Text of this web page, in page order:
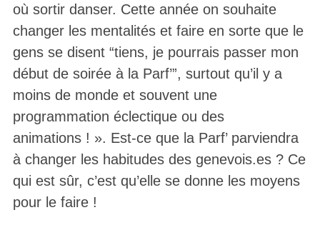
où sortir danser. Cette année on souhaite
changer les mentalités et faire en sorte que le
gens se disent “tiens, je pourrais passer mon
début de soirée à la Parf’”, surtout qu’il y a
moins de monde et souvent une
programmation éclectique ou des
animations ! ». Est-ce que la Parf’ parviendra
à changer les habitudes des genevois.es ? Ce
qui est sûr, c’est qu’elle se donne les moyens
pour le faire !